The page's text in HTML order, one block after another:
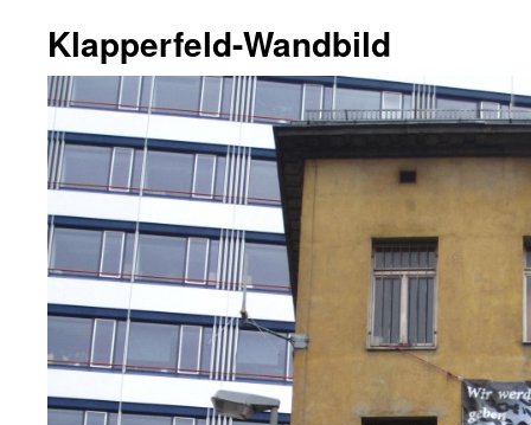
Klapperfeld-Wandbild